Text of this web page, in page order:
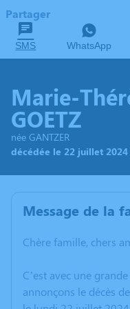
Partager
SMS WhatsApp
Marie-
GOETZ
née GANTZER
décédée le 22 juillet
Message de la
Chère famille, chers
C’est avec une
annonçons le décès